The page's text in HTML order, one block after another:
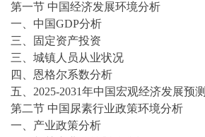
第一节 中国经济发展环境分析
一、中国GDP分析
三、固定资产投资
三、城镇人员从业状况
四、恩格尔系数分析
五、 2025-2031年中国宏观经济发展预测
第二节 中国 尿素行业政策环境分析
一、产业政策分析